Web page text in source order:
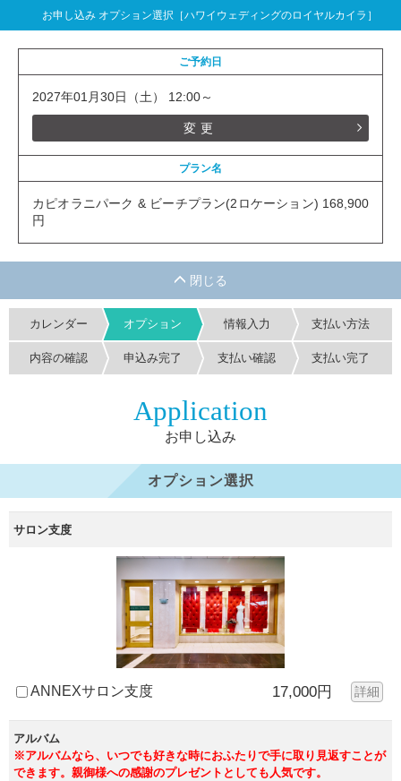
お申し込み オプション選択［ハワイウェディングのロイヤルカイラ］
ご予約日
2027年01月30日（土） 12:00～
変更
プラン名
カピオラニパーク & ビーチプラン(2ロケーション) 168,900
円
カレンダー オプション 情報入力 支払い方法
内容の確認 申込み完了 支払い確認 支払い完了
Application
お申し込み
オプション選択
サロン支度
ANNEXサロン支度 17,000円 詳細
アルバム
※アルバムなら、いつでも好きな時におふたりで手に取り見返すことが
できます。親御様への感謝のプレゼントとしても人気です。